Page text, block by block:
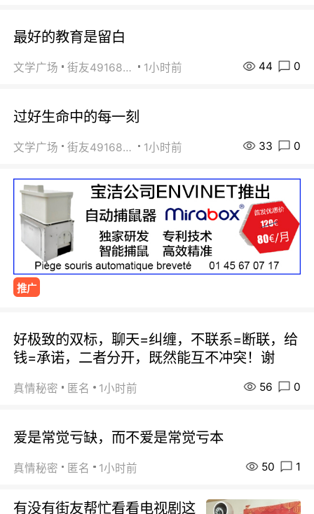
最好的教育是留白
文学广场 街友49168527 1小时前 44 0
过好生命中的每一刻
文学广场 街友49168527 1小时前 33 0
推广
好极致的双标，聊天=纠缠，不联系=断联，给
钱=承诺，二者分开，既然能互不冲突！谢
真情秘密 匿名 1小时前 56 0
爱是常觉亏缺，而不爱是常觉亏本
真情秘密 匿名 1小时前 50 1
有没有街友帮忙看看电视剧这